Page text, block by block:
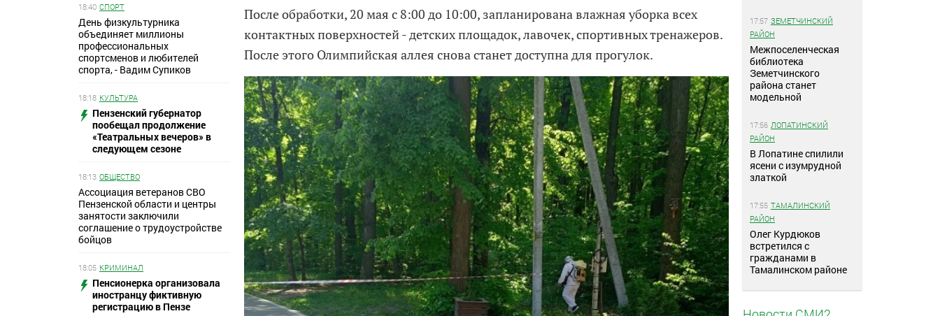
18:40 СПОРТ
День физкультурника
объединяет миллионы
профессиональных
спортсменов и любителей
спорта, - Вадим Супиков
18:18 КУЛЬТУРА
Пензенский губернатор
пообещал продолжение
«Театральных вечеров» в
следующем сезоне
18:13 ОБЩЕСТВО
Ассоциация ветеранов СВО
Пензенской области и центры
занятости заключили
соглашение о трудоустройстве
бойцов
18:05 КРИМИНАЛ
Пенсионерка организовала
иностранцу фиктивную
регистрацию в Пензе
После обработки, 20 мая с 8:00 до 10:00, запланирована влажная уборка всех
контактных поверхностей - детских площадок, лавочек, спортивных тренажеров.
После этого Олимпийская аллея снова станет доступна для прогулок.
17:57 ЗЕМЕТЧИНСКИЙ
РАЙОН
Межпоселенческая
библиотека
Земетчинского
района станет
модельной
17:56 ЛОПАТИНСКИЙ
РАЙОН
В Лопатине спилили
ясени с изумрудной
златкой
17:55 ТАМАЛИНСКИЙ
РАЙОН
Олег Курдюков
встретился с
гражданами в
Тамалинском районе